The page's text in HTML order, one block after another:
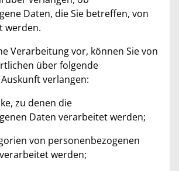
Daten, die Sie betreffen, von
werden.
Verarbeitung vor, können Sie von
über folgende
verlangen:
zu denen die
Daten verarbeitet werden;
von personenbezogenen
werden;